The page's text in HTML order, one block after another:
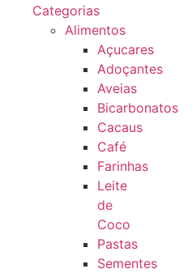
Categorias
Alimentos
Açucares
Adoçantes
Aveias
Bicarbonatos
Cacaus
Café
Farinhas
Leite
de
Coco
Pastas
Sementes